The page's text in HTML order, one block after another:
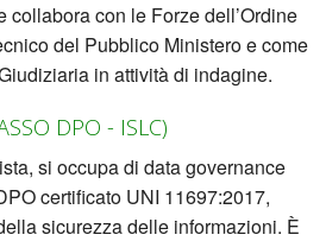
collabora con le Forze dell’Ordine
del Pubblico Ministero e come
in attività di indagine.
DPO - ISLC)
si occupa di data governance
certificato UNI 11697:2017,
sicurezza delle informazioni. È